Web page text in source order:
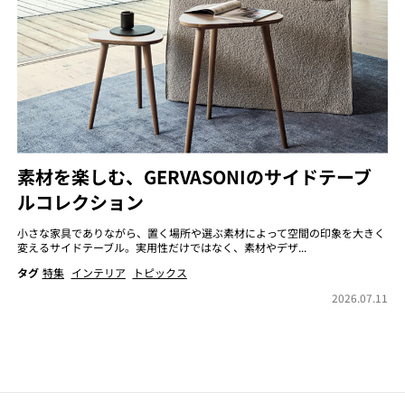
素材を楽しむ、GERVASONIのサイドテーブ
ルコレクション
小さな家具でありながら、置く場所や選ぶ素材によって空間の印象を大きく
変えるサイドテーブル。実用性だけではなく、素材やデザ...
タグ 特集 インテリア
トピックス
2026.07.11